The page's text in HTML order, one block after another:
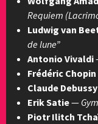
Requiem
Ludwig van
de lune”
Antonio Vivaldi
Frédéric Chopin
Claude Debussy
Erik Satie—
Piotr Ilitch